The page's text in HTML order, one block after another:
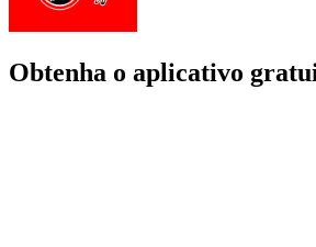
Obtenha o aplicativo